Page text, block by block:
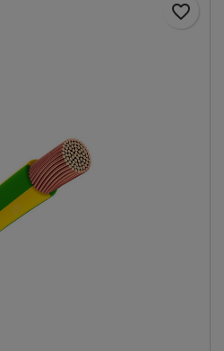
favorite_border